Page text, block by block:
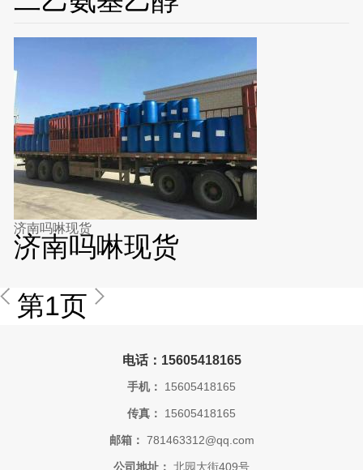
济南吗啉现货
济南吗啉现货
第1页
电话：15605418165
手机： 15605418165
传真： 15605418165
邮箱： 781463312@qq.com
公司地址： 北园大街409号